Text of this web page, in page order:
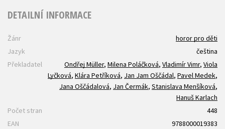
DETAILNÍ INFORMACE
Žánr
horor pro děti
Jazyk
čeština
Překladatel
Ondřej Müller, Milena Poláčková, Vladimír Vimr, Viola
Lyčková, Klára Petříková, Jan Jam Oščádal, Pavel Medek,
Jana Oščádalová, Jan Čermák, Stanislava Menšíková,
Hanuš Karlach
Počet stran
448
EAN
9788000019383